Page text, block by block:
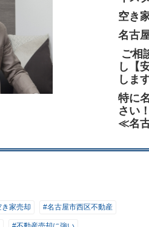
空き
名古
ご相
し【
しま
特に
さい
≪名
き家売却 #名古屋市西区不動産